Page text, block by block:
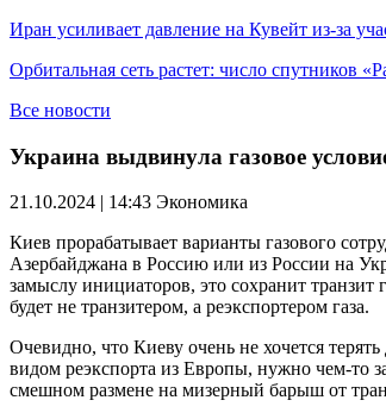
Иран усиливает давление на Кувейт из-за
Орбитальная сеть растет: число спутников
Все новости
Украина выдвинула газовое
21.10.2024 | 14:43 Экономика
Киев прорабатывает варианты газового
Азербайджана в Россию или из России на
замыслу инициаторов, это сохранит
будет не транзитером, а реэкспортером газа.
Очевидно, что Киеву очень не хочется
видом реэкспорта из Европы, нужно чем-то
смешном размене на мизерный барыш от